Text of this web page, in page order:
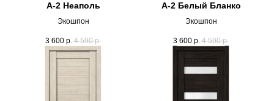
А-2 Неаполь
Экошпон
3 600 р. 4 590 р.
А-2 Белый Бланко
Экошпон
3 600 р. 4 590 р.